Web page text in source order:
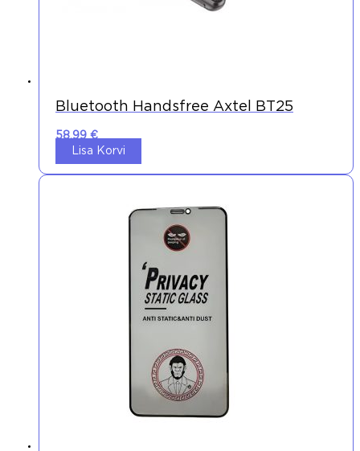
Bluetooth Handsfree Axtel BT25
58,99 €
Lisa Korvi